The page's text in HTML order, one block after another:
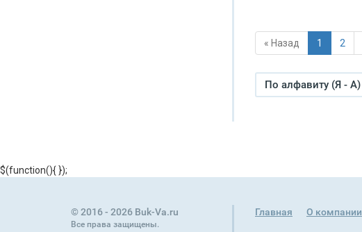
« Назад 1 2
По алфавиту (Я - А)
© 2016 - 2026 Buk-Va.ru
Все права защищены.
Главная О компании
$(function(){ });